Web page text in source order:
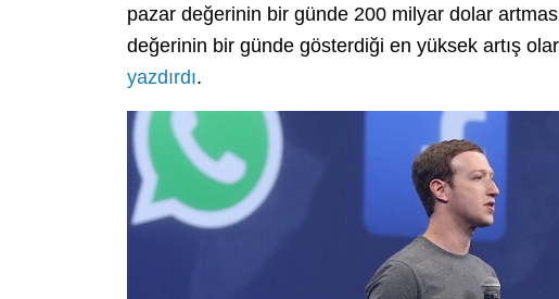
pazar değerinin bir günde 200 milyar dolar
değerinin bir günde gösterdiği en yüksek artış
yazdırdı.